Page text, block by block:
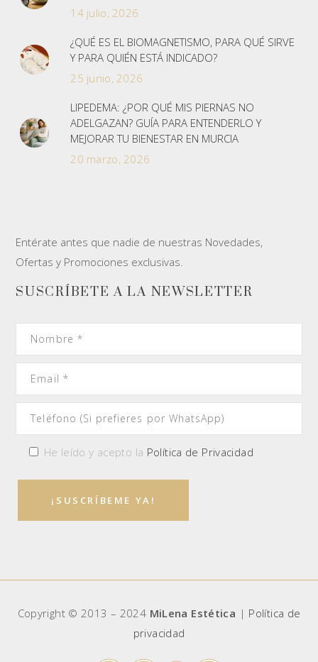
14 julio, 2026
¿QUÉ ES EL BIOMAGNETISMO, PARA QUÉ SIRVE
Y PARA QUIÉN ESTÁ INDICADO?
25 junio, 2026
LIPEDEMA: ¿POR QUÉ MIS PIERNAS NO
ADELGAZAN? GUÍA PARA ENTENDERLO Y
MEJORAR TU BIENESTAR EN MURCIA
20 marzo, 2026
Entérate antes que nadie de nuestras Novedades,
Ofertas y Promociones exclusivas.
SUSCRÍBETE A LA NEWSLETTER
He leído y acepto la Política de Privacidad
Copyright © 2013 – 2024 MiLena Estética | Política de
privacidad